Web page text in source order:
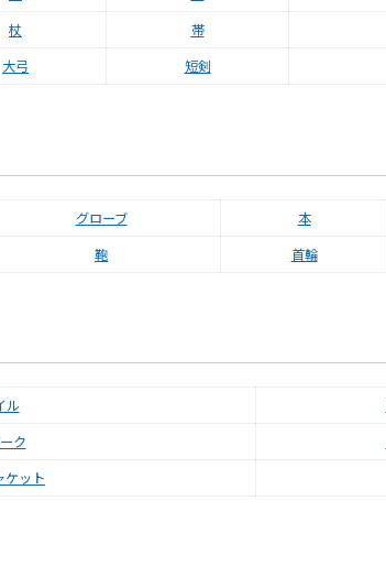
杖 帯
大弓 短剣
グローブ 本
鞄 首輪
ル
ク
ケット